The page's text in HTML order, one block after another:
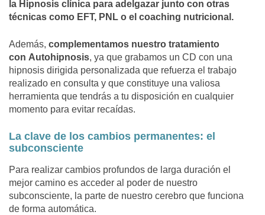
la Hipnosis clínica para adelgazar junto con otras
técnicas como EFT, PNL o el coaching nutricional.
Además, complementamos nuestro tratamiento
con Autohipnosis, ya que grabamos un CD con una
hipnosis dirigida personalizada que refuerza el trabajo
realizado en consulta y que constituye una valiosa
herramienta que tendrás a tu disposición en cualquier
momento para evitar recaídas.
La clave de los cambios permanentes: el
subconsciente
Para realizar cambios profundos de larga duración el
mejor camino es acceder al poder de nuestro
subconsciente, la parte de nuestro cerebro que funciona
de forma automática.